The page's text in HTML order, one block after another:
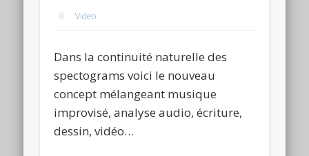
Video
Dans la continuité naturelle des
spectograms voici le nouveau
concept mélangeant musique
improvisé, analyse audio, écriture,
dessin, vidéo…